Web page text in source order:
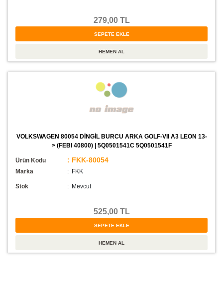
279,00 TL
VOLKSWAGEN 80054 DİNGİL BURCU ARKA GOLF-VII A3 LEON 13-
> (FEBI 40800) | 5Q0501541C 5Q0501541F
Ürün Kodu : FKK-80054
Marka : FKK
Stok : Mevcut
525,00 TL